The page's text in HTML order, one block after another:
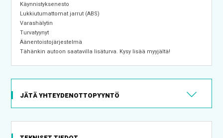
Käynnistyksenesto
Lukkiutumattomat jarrut (ABS)
Varashälytin
Turvatyynyt
Äänentoistojärjestelmä
Tähänkin autoon saatavilla lisäturva. Kysy lisää myyjältä!
JÄTÄ YHTEYDENOTTOPYYNTÖ